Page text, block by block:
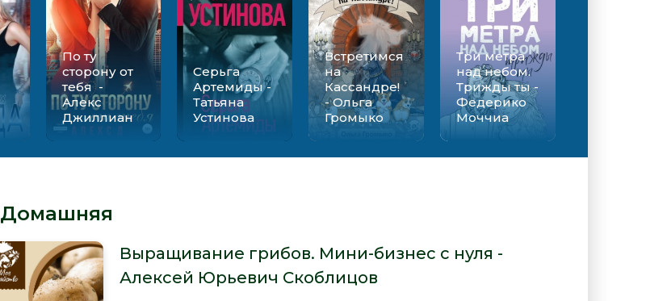
По ту
сторону от
тебя -
Алекс
Джиллиан
Серьга
Артемиды -
Татьяна
Устинова
Встретимся
на
Кассандре!
- Ольга
Громыко
Три метра
над небом.
Трижды ты -
Федерико
Моччиа
Домашняя
Выращивание грибов. Мини-бизнес с нуля -
Алексей Юрьевич Скоблицов